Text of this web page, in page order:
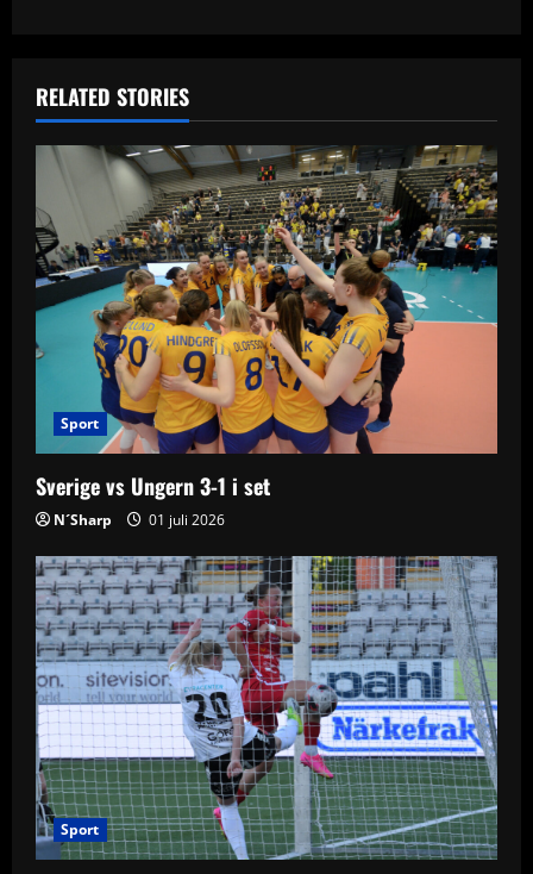
a
v
i
g
a
t
o
n
RELATED STORIES
Sport
Sverige vs Ungern 3-1 i set
N´Sharp 01 juli 2026
Sport